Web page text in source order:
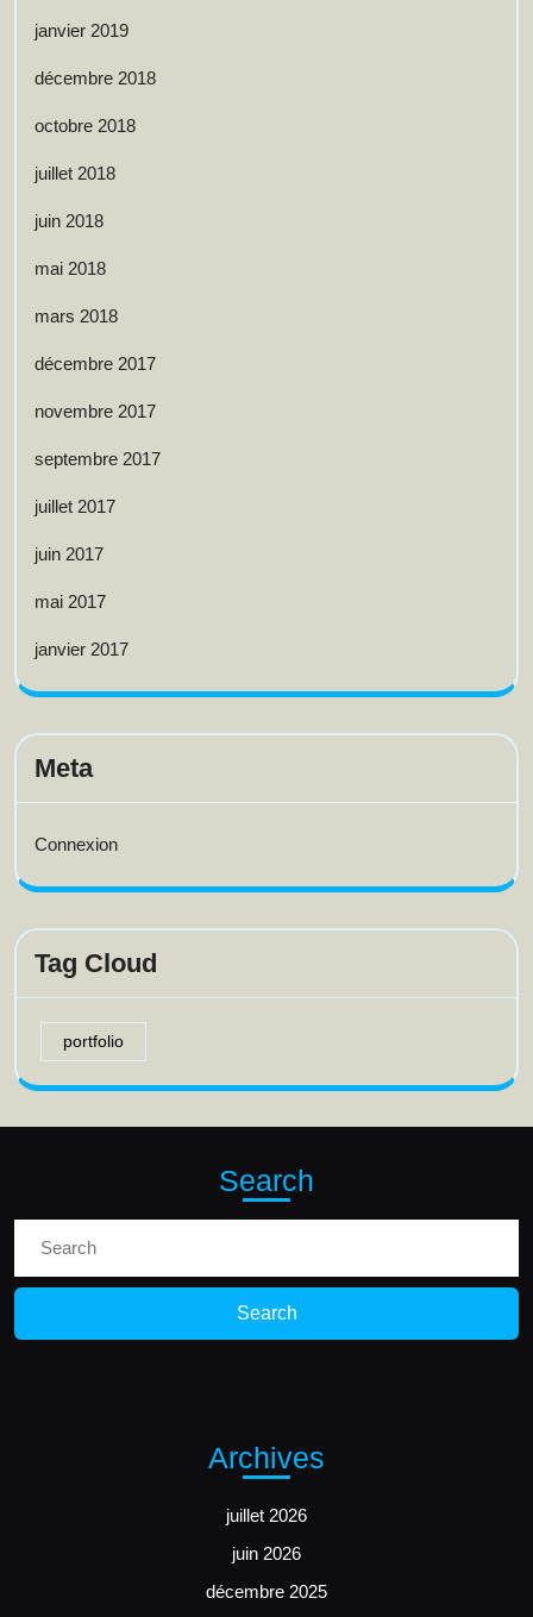
janvier 2019
décembre 2018
octobre 2018
juillet 2018
juin 2018
mai 2018
mars 2018
décembre 2017
novembre 2017
septembre 2017
juillet 2017
juin 2017
mai 2017
janvier 2017
Meta
Connexion
Tag Cloud
portfolio
Search
Archives
juillet 2026
juin 2026
décembre 2025